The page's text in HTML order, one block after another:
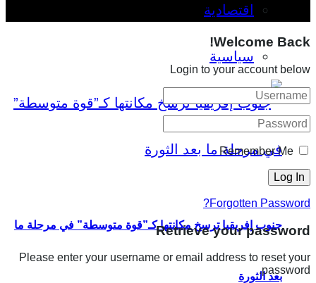
اقتصادية
سياسية
جنوب إفريقيا ترسخ مكانتها كـ”قوة متوسطة” في مرحلة ما
بعد الثورة
Welcome Back!
Login to your account below
Remember Me
Forgotten Password?
Retrieve your password
Please enter your username or email address to reset your
password.